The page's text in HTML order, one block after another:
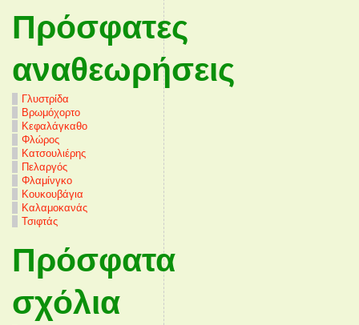
Πρόσφατες
αναθεωρήσεις
Γλυστρίδα
Βρωμόχορτο
Κεφαλάγκαθο
Φλώρος
Κατσουλιέρης
Πελαργός
Φλαμίνγκο
Κουκουβάγια
Καλαμοκανάς
Τσιφτάς
Πρόσφατα
σχόλια